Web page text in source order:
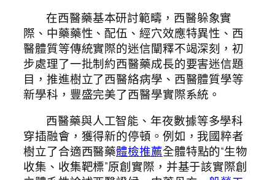
在西醫藥基本研討範疇，西醫躲象實
際、中藥藥性、配伍、經穴效應特異性、西
醫體質等傳統實際的迷信闡釋不竭深刻，初
步處理了一批制約西醫藥成長的要害迷信題
目，推進樹立了西醫絡病學、西醫體質學等
新學科，豐盛完美了西醫學實際系統。
西醫藥與人工智能、年夜數據等多學科
穿插融會，獲得新的停頓。例如，我國粹者
樹立了合適西醫藥體檢推薦全體特點的“生物
收集、收集靶標”原創實際，并基于該實際創